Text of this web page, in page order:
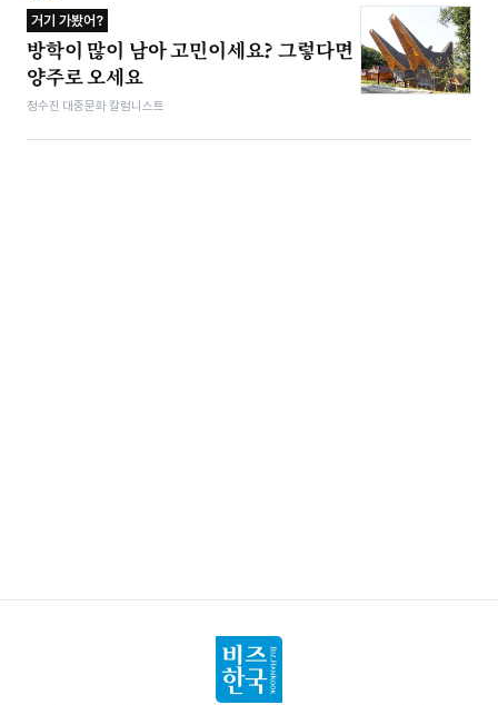
거기 가봤어?
방학이 많이 남아 고민이세요? 그렇다면
양주로 오세요
정수진 대중문화 칼럼니스트